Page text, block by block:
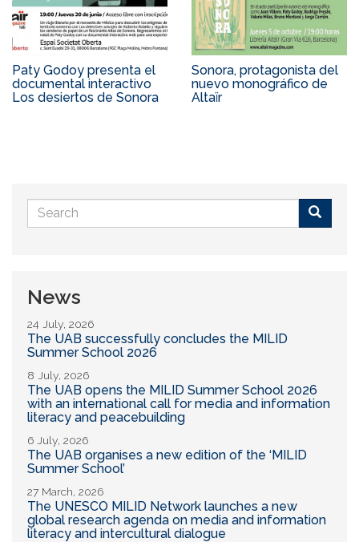
Paty Godoy presenta el
documental interactivo
Los desiertos de Sonora
Sonora, protagonista del
nuevo monográfico de
Altaïr
Search
form
News
24 July, 2026
The UAB successfully concludes the MILID
Summer School 2026
8 July, 2026
The UAB opens the MILID Summer School 2026
with an international call for media and information
literacy and peacebuilding
6 July, 2026
The UAB organises a new edition of the ‘MILID
Summer School’
27 March, 2026
The UNESCO MILID Network launches a new
global research agenda on media and information
literacy and intercultural dialogue